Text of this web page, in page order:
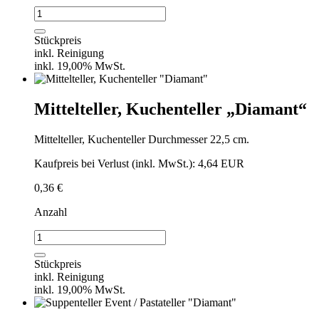
Speiseteller
"Diamant"
29
cm
Menge
Stückpreis
inkl. Reinigung
inkl. 19,00% MwSt.
Mittelteller, Kuchenteller „Diamant“
Mittelteller, Kuchenteller Durchmesser 22,5 cm.
Kaufpreis bei Verlust (inkl. MwSt.): 4,64 EUR
0,36 €
Anzahl
Mittelteller,
Kuchenteller
"Diamant"
Menge
Stückpreis
inkl. Reinigung
inkl. 19,00% MwSt.